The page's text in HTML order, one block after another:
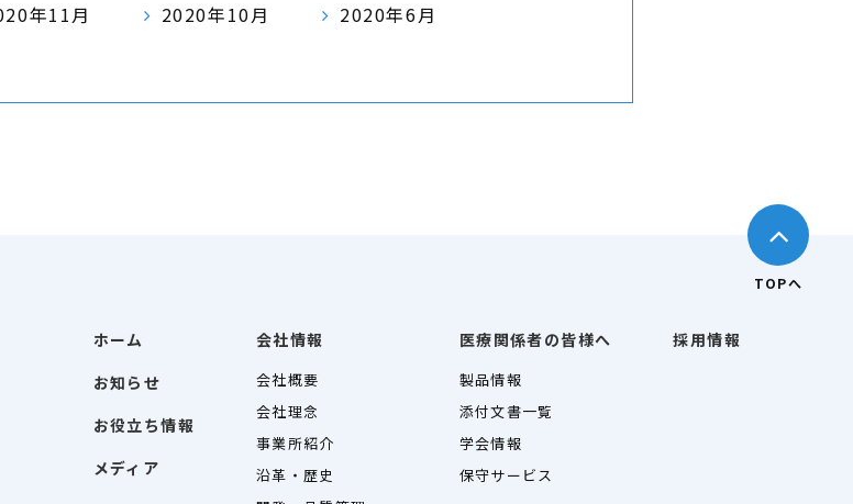
年11月 2020年10月
2020年6月
TOPへ
ホーム
お知らせ
お役立ち情報
メディア
会社情報
会社概要
会社理念
事業所紹介
沿革・歴史
医療関係者の皆様へ
製品情報
添付文書一覧
学会情報
保守サービス
採用情報